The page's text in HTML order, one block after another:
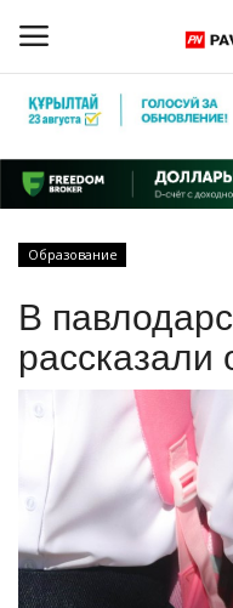
Главная
ПАВЛОДАРСКАЯ
КАЗАХСТАН
МИР
СПЕЦПРОЕКТЫ
СПОРТ
Образование
В
рассказали